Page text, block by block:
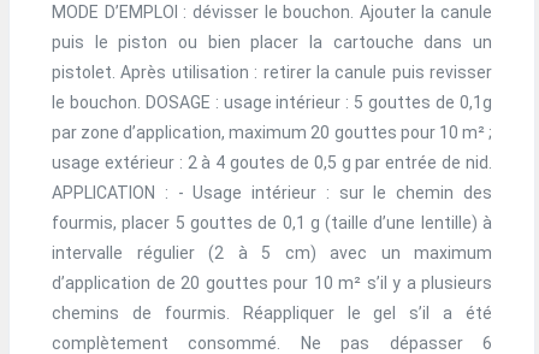
MODE D’EMPLOI : dévisser le bouchon. Ajouter la canule
puis le piston ou bien placer la cartouche dans un
pistolet. Après utilisation : retirer la canule puis revisser
le bouchon. DOSAGE : usage intérieur : 5 gouttes de 0,1g
par zone d’application, maximum 20 gouttes pour 10 m² ;
usage extérieur : 2 à 4 goutes de 0,5 g par entrée de nid.
APPLICATION : - Usage intérieur : sur le chemin des
fourmis, placer 5 gouttes de 0,1 g (taille d’une lentille) à
intervalle régulier (2 à 5 cm) avec un maximum
d’application de 20 gouttes pour 10 m² s’il y a plusieurs
chemins de fourmis. Réappliquer le gel s’il a été
complètement consommé. Ne pas dépasser 6